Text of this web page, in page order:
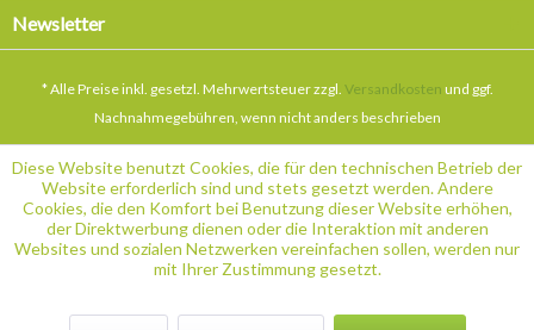
Newsletter
* Alle Preise inkl. gesetzl. Mehrwertsteuer zzgl. Versandkosten und ggf.
Nachnahmegebühren, wenn nicht anders beschrieben
Diese Website benutzt Cookies, die für den technischen Betrieb der
Website erforderlich sind und stets gesetzt werden. Andere
Cookies, die den Komfort bei Benutzung dieser Website erhöhen,
der Direktwerbung dienen oder die Interaktion mit anderen
Websites und sozialen Netzwerken vereinfachen sollen, werden nur
mit Ihrer Zustimmung gesetzt.